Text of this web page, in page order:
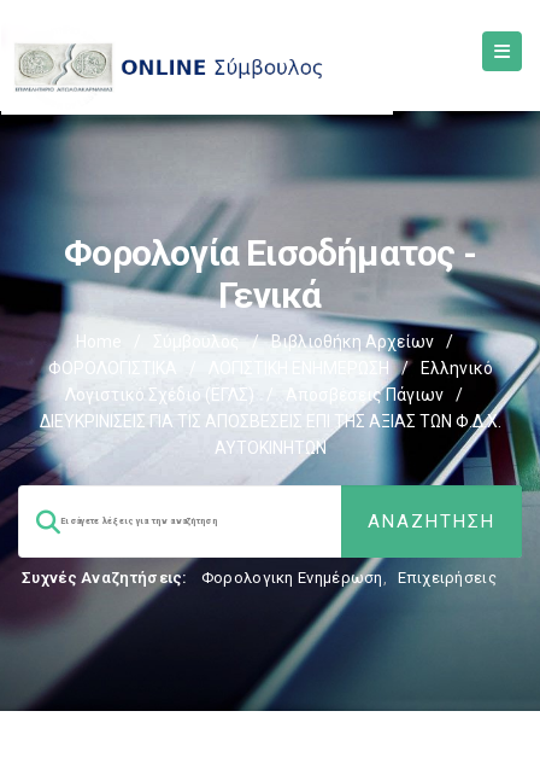
Φορολογία Εισοδήματος -
Γενικά
Home Σύμβουλος / Βιβλιοθήκη Αρχείων
/
ΦΟΡΟΛΟΓΙΣΤΙΚΑ
ΛΟΓΙΣΤΙΚΗ ΕΝΗΜΕΡΩΣΗ /
Ελληνικό
Λογιστικό Σχέδιο (ΕΓΛΣ)
/ Αποσβέσεις Πάγιων
/
ΔΙΕΥΚΡΙΝΙΣΕΙΣ ΓΙΑ ΤΙΣ ΑΠΟΣΒΕΣΕΙΣ ΕΠΙ ΤΗΣ ΑΞΙΑΣ ΤΩΝ Φ.Δ.Χ.
ΑΥΤΟΚΙΝΗΤΩΝ
Συχνές Αναζητήσεις: Φορολογικη Ενημέρωση, Επιχειρήσεις